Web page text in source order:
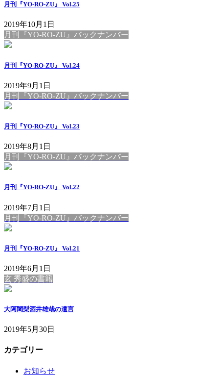
月刊『YO-RO-ZU』 Vol.25
2019年10月1日
月刊『YO-RO-ZU』バックナンバー
月刊『YO-RO-ZU』 Vol.24
2019年9月1日
月刊『YO-RO-ZU』バックナンバー
月刊『YO-RO-ZU』 Vol.23
2019年8月1日
月刊『YO-RO-ZU』バックナンバー
月刊『YO-RO-ZU』 Vol.22
2019年7月1日
月刊『YO-RO-ZU』バックナンバー
月刊『YO-RO-ZU』 Vol.21
2019年6月1日
玄 秀盛の書籍
大阿闍梨酒井雄哉の遺言
2019年5月30日
カテゴリー
お知らせ